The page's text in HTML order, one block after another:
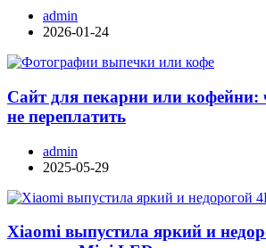
admin
2026-01-24
Сайт для пекарни или кофейни:
не переплатить
admin
2025-05-29
Xiaomi выпустила яркий и